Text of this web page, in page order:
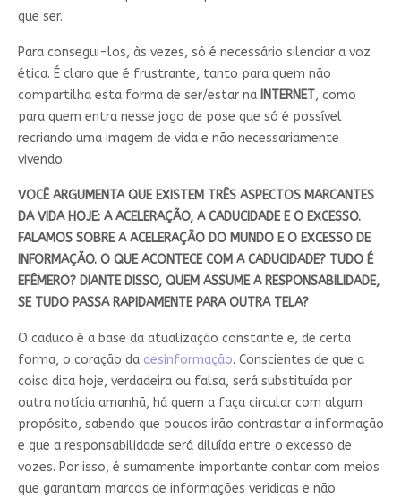
que ser.
Para consegui-los, às vezes, só é necessário silenciar a voz
ética. É claro que é frustrante, tanto para quem não
compartilha esta forma de ser/estar na INTERNET, como
para quem entra nesse jogo de pose que só é possível
recriando uma imagem de vida e não necessariamente
vivendo.
VOCÊ ARGUMENTA QUE EXISTEM TRÊS ASPECTOS MARCANTES
DA VIDA HOJE: A ACELERAÇÃO, A CADUCIDADE E O EXCESSO.
FALAMOS SOBRE A ACELERAÇÃO DO MUNDO E O EXCESSO DE
INFORMAÇÃO. O QUE ACONTECE COM A CADUCIDADE? TUDO É
EFÊMERO? DIANTE DISSO, QUEM ASSUME A RESPONSABILIDADE,
SE TUDO PASSA RAPIDAMENTE PARA OUTRA TELA?
O caduco é a base da atualização constante e, de certa
forma, o coração da desinformação. Conscientes de que a
coisa dita hoje, verdadeira ou falsa, será substituída por
outra notícia amanhã, há quem a faça circular com algum
propósito, sabendo que poucos irão contrastar a informação
e que a responsabilidade será diluída entre o excesso de
vozes. Por isso, é sumamente importante contar com meios
que garantam marcos de informações verídicas e não